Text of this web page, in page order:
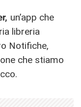
un’app che
libreria
Notifiche,
che stiamo